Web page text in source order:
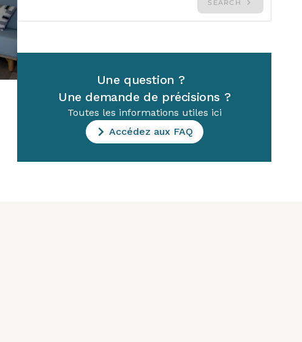
Une question ?
Une demande de précisions ?
Toutes les informations utiles ici
Accédez aux FAQ